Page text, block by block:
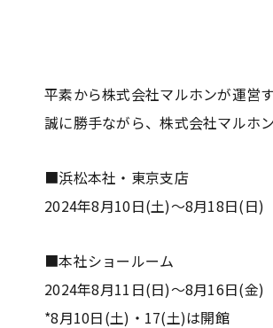
平素から株式会社マルホンが運営
誠に勝手ながら、株式会社マルホ
■浜松本社・東京支店
2024年8月10日(土)～8月18日(日)
■本社ショールーム
2024年8月11日(日)～8月16日(金)
*8月10日(土)・17(土)は開館